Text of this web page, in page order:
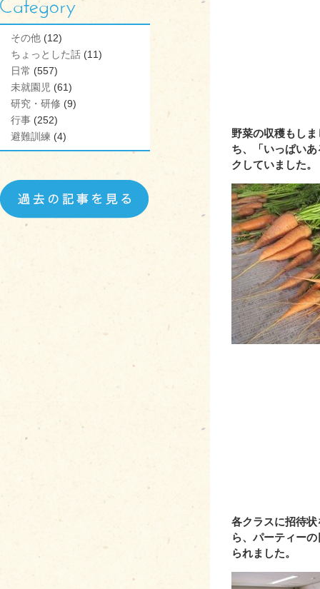
その他 (12)
ちょっとした話 (11)
日常 (557)
未就園児 (61)
研究・研修 (9)
行事 (252)
避難訓練 (4)
野菜の収穫もし
ち、「いっぱい
クしていました。
各クラスに招待
ら、パーティー
られました。